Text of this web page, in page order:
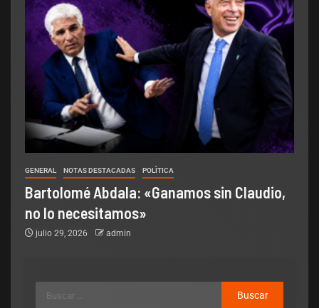
GENERAL NOTAS DESTACADAS POLÌTICA
Bartolomé Abdala: «Ganamos sin Claudio,
no lo necesitamos»
julio 29, 2026 admin